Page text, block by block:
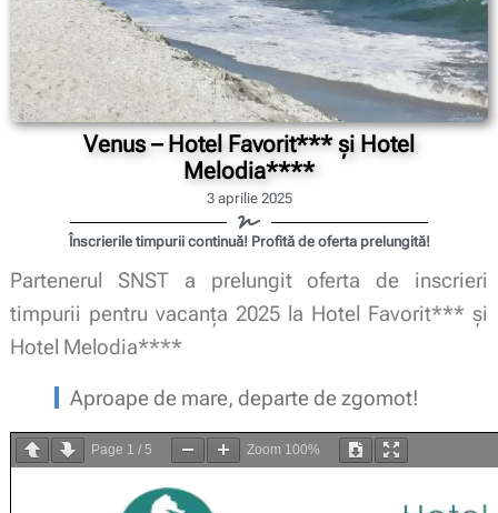
Venus – Hotel Favorit*** și Hotel
Melodia****
3 aprilie 2025
Înscrierile timpurii continuă! Profită de oferta prelungită!
Partenerul SNST a prelungit oferta de inscrieri
timpurii pentru vacanța 2025 la Hotel Favorit*** și
Hotel Melodia****
Aproape de mare, departe de zgomot!
Page 1 / 5 Zoom 100%